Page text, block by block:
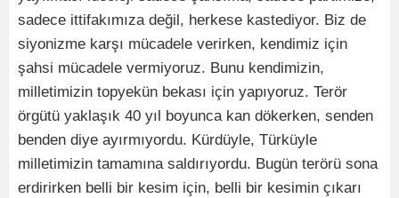
sadece ittifakımıza değil, herkese kastediyor. Biz de
siyonizme karşı mücadele verirken, kendimiz için
şahsi mücadele vermiyoruz. Bunu kendimizin,
milletimizin topyekün bekası için yapıyoruz. Terör
örgütü yaklaşık 40 yıl boyunca kan dökerken, senden
benden diye ayırmıyordu. Kürdüyle, Türküyle
milletimizin tamamına saldırıyordu. Bugün terörü sona
erdirirken belli bir kesim için, belli bir kesimin çıkarı